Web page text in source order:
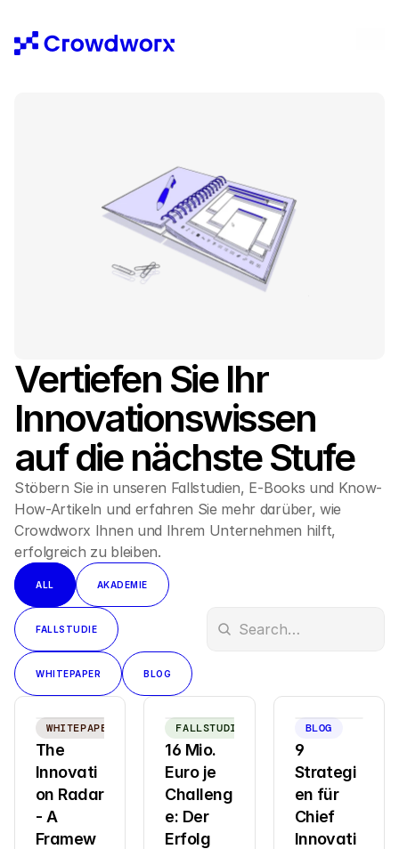
Vertiefen Sie Ihr
Innovationswissen
auf die nächste Stufe
Stöbern Sie in unseren Fallstudien, E-Books und Know-
How-Artikeln und erfahren Sie mehr darüber, wie
Crowdworx Ihnen und Ihrem Unternehmen hilft,
erfolgreich zu bleiben.
ALL AKADEMIE
FALLSTUDIE
WHITEPAPER BLOG
WHITEPAPER
The
Innovati
on Radar
- A
Framew
FALLSTUDIE
16 Mio.
Euro je
Challeng
e: Der
Erfolg
BLOG
9
Strategi
en für
Chief
Innovati